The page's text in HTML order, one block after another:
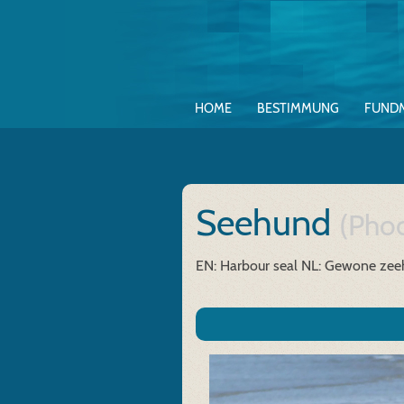
HOME BESTIMMUNG
Seehund
EN: Harbour seal NL: Gewone